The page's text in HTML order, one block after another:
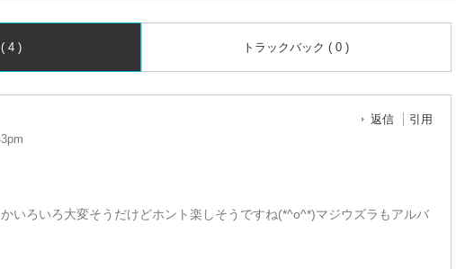
4 ) トラックバック ( 0 )
返信 引用
いろいろ大変そうだけどホント楽しそうですね(*^o^*)マジウズラもアルバ